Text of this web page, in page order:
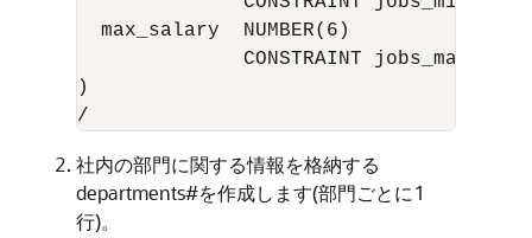
  max_salary  NUMBER(6)
CONSTRAINT
)
社内の部門に関する情報を格納する
departments#を作成します(部門ごとに1
行)。